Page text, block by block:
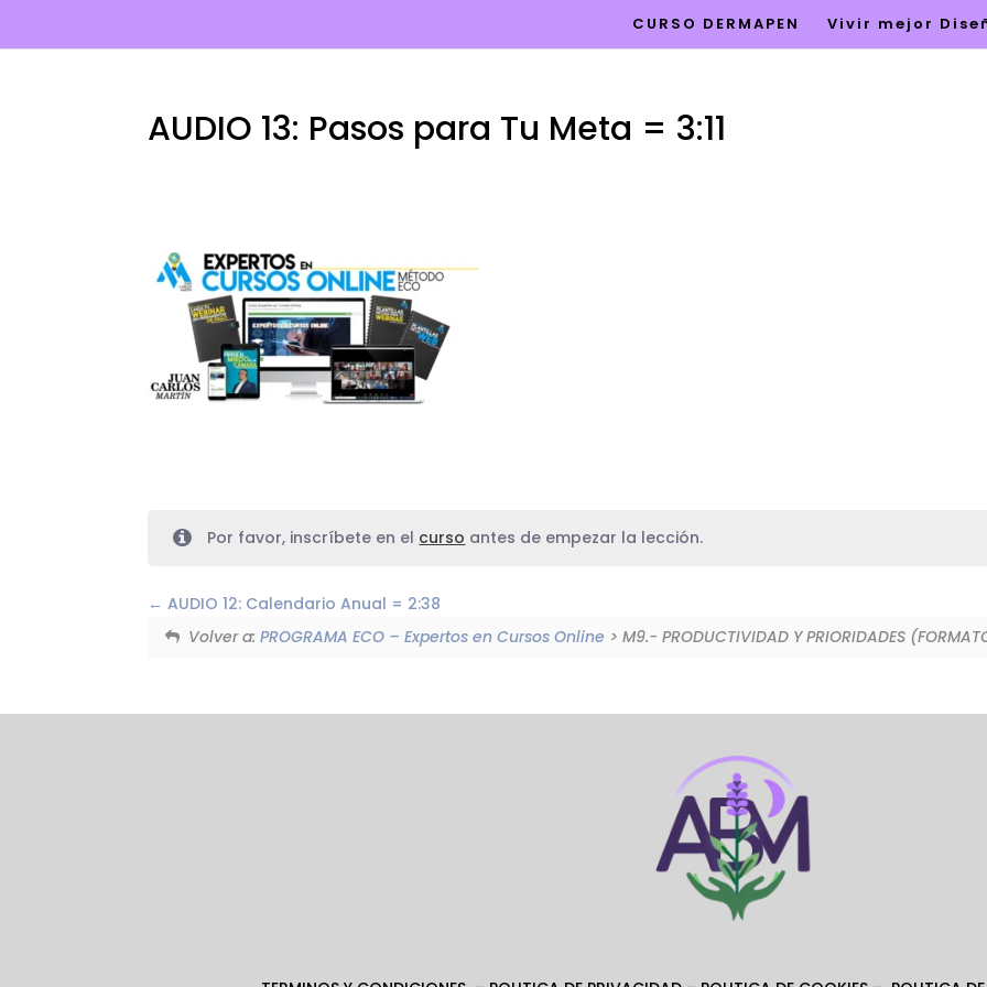
CURSO DERMAPEN Vivir mejor
AUDIO 13: Pasos para Tu Meta = 3:11
Por favor, inscríbete en el curso antes de empezar la lección.
AUDIO 12: Calendario Anual = 2:38
Volver a:PROGRAMA ECO – Expertos en Cursos Online > M9.- PRODUCTIVIDAD Y PRIORIDADES